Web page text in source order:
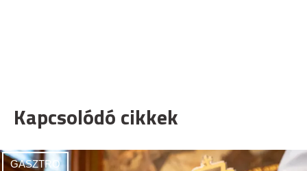
Kapcsolódó cikkek
GASZTRO